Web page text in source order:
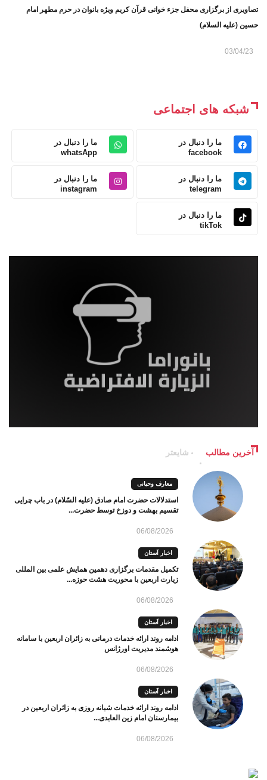
تصاویری از برگزاری محفل جزء خوانی قرآن کریم ویژه بانوان در حرم مطهر امام
حسین (علیه السلام)
03/04/23
شبکه های اجتماعی
ما را دنبال در
facebook
ما را دنبال در
whatsApp
ما را دنبال در
telegram
ما را دنبال در
instagram
ما را دنبال در
tikTok
آخرین مطالب شایعتر
معارف وحیانی
استدلالات حضرت امام صادق (علیه السّلام) در باب چرایی
تقسیم بهشت و دوزخ توسط حضرت...
06/08/2026
اخبار آستان
تکمیل مقدمات برگزاری دهمین همایش علمی بین المللی
زیارت اربعین با محوریت هشت حوزه...
06/08/2026
اخبار آستان
ادامه روند ارائه خدمات درمانی به زائران اربعین با سامانه
هوشمند مدیریت اورژانس
06/08/2026
اخبار آستان
ادامه روند ارائه خدمات شبانه روزی به زائران اربعین در
بیمارستان امام زین العابدی...
06/08/2026